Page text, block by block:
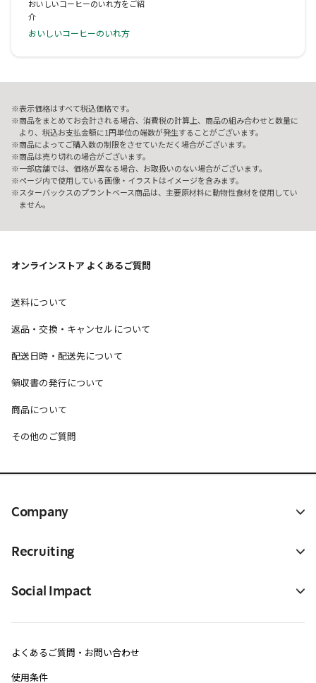
おいしいコーヒーのいれ方をご紹
介
おいしいコーヒーのいれ方
表示価格はすべて税込価格です。
商品をまとめてお会計される場合、消費税の計算上、商品の組み合わせと数量に
より、税込お支払金額に1円単位の端数が発生することがございます。
商品によってご購入数の制限をさせていただく場合がございます。
商品は売り切れの場合がございます。
一部店舗では、価格が異なる場合、お取扱いのない場合がございます。
ページ内で使用している画像・イラストはイメージを含みます。
スターバックスのプラントベース商品は、主要原材料に動物性食材を使用してい
ません。
オンラインストア よくあるご質問
送料について
返品・交換・キャンセルについて
配送日時・配送先について
領収書の発行について
商品について
その他のご質問
Company
Recruiting
Social Impact
よくあるご質問・お問い合わせ
使用条件